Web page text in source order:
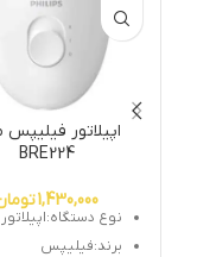
اپیلاتور
BRE224
1,430,000
نوع دستگاه:اپیلاتور
برند:فیلیپس